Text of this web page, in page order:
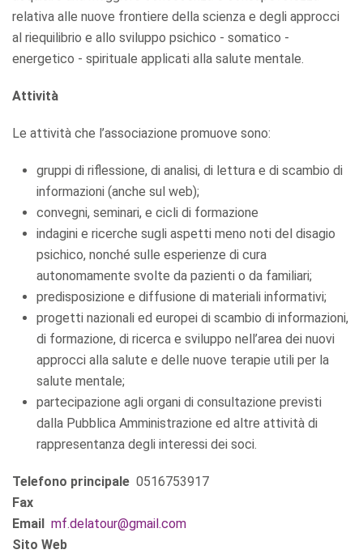
relativa alle nuove frontiere della scienza e degli approcci
al riequilibrio e allo sviluppo psichico - somatico -
energetico - spirituale applicati alla salute mentale.
Attività
Le attività che l’associazione promuove sono:
gruppi di riflessione, di analisi, di lettura e di scambio di
informazioni (anche sul web);
convegni, seminari, e cicli di formazione
indagini e ricerche sugli aspetti meno noti del disagio
psichico, nonché sulle esperienze di cura
autonomamente svolte da pazienti o da familiari;
predisposizione e diffusione di materiali informativi;
progetti nazionali ed europei di scambio di informazioni,
di formazione, di ricerca e sviluppo nell’area dei nuovi
approcci alla salute e delle nuove terapie utili per la
salute mentale;
partecipazione agli organi di consultazione previsti
dalla Pubblica Amministrazione ed altre attività di
rappresentanza degli interessi dei soci.
Telefono principale 0516753917
Fax
Email mf.delatour@gmail.com
Sito Web